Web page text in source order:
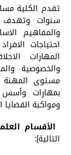
سنوات وتهدف
والمفاهيم
احتياجات
المهارات
والخصوصية
مستوى
بمهارات
ومواكبة القضايا
الأقسام
التالية]: